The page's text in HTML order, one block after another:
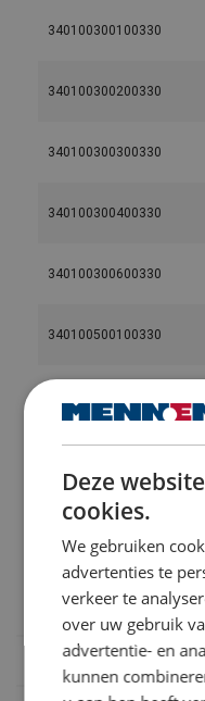
340100300100330
340100300200330
340100300300330
340100300400330
340100300600330
340100500100330
340100500400330
340100500500330
CO2-
Powertex-Slings-
20260617.pdf
Sustainability
Juridische
Powertex-
20251203.pdf
Deze
cookies.
We gebruiken
advertenties te
verkeer te
over uw gebruik
advertentie- en
kunnen